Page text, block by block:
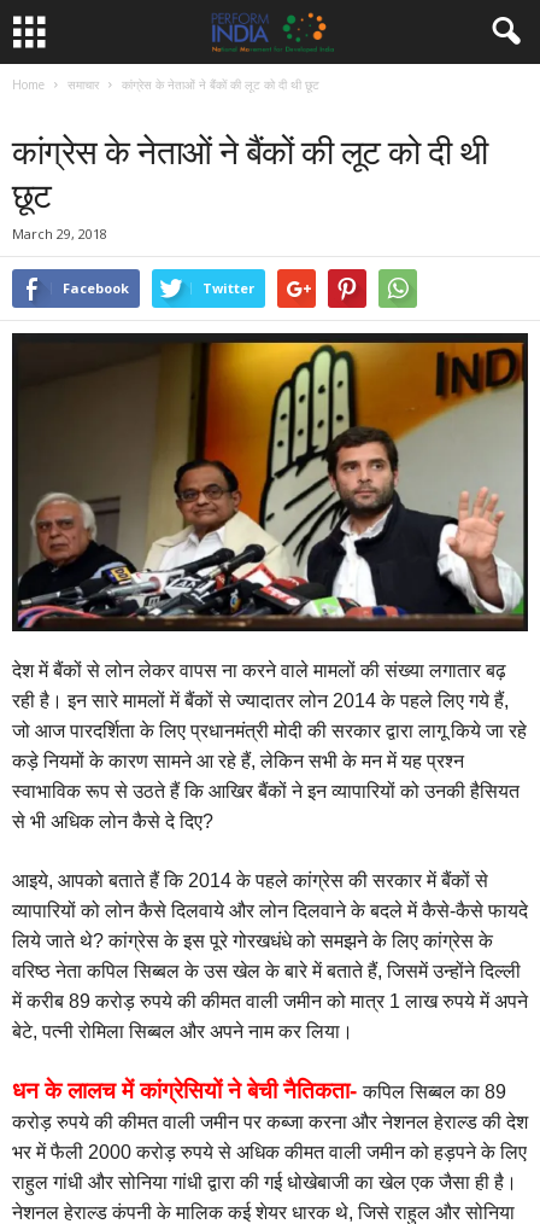
Home समाचार कांग्रेस के नेताओं ने बैंकों की लूट को दी थी छूट
कांग्रेस के नेताओं ने बैंकों की लूट को दी थी
छूट
March 29, 2018
Facebook Twitter
देश में बैंकों से लोन लेकर वापस ना करने वाले मामलों की संख्या लगातार बढ़
रही है। इन सारे मामलों में बैंकों से ज्यादातर लोन 2014 के पहले लिए गये हैं,
जो आज पारदर्शिता के लिए प्रधानमंत्री मोदी की सरकार द्वारा लागू किये जा रहे
कड़े नियमों के कारण सामने आ रहे हैं, लेकिन सभी के मन में यह प्रश्न
स्वाभाविक रूप से उठते हैं कि आखिर बैंकों ने इन व्यापारियों को उनकी हैसियत
से भी अधिक लोन कैसे दे दिए?
आइये, आपको बताते हैं कि 2014 के पहले कांग्रेस की सरकार में बैंकों से
व्यापारियों को लोन कैसे दिलवाये और लोन दिलवाने के बदले में कैसे-कैसे फायदे
लिये जाते थे? कांग्रेस के इस पूरे गोरखधंधे को समझने के लिए कांग्रेस के
वरिष्ठ नेता कपिल सिब्बल के उस खेल के बारे में बताते हैं, जिसमें उन्होंने दिल्ली
में करीब 89 करोड़ रुपये की कीमत वाली जमीन को मात्र 1 लाख रुपये में अपने
बेटे, पत्नी रोमिला सिब्बल और अपने नाम कर लिया।
धन के लालच में कांग्रेसियों ने बेची नैतिकता-कपिल सिब्बल का 89
करोड़ रुपये की कीमत वाली जमीन पर कब्जा करना और नेशनल हेराल्ड की देश
भर में फैली 2000 करोड़ रुपये से अधिक कीमत वाली जमीन को हड़पने के लिए
राहुल गांधी और सोनिया गांधी द्वारा की गई धोखेबाजी का खेल एक जैसा ही है।
नेशनल हेराल्ड कंपनी के मालिक कई शेयर धारक थे, जिसे राहुल और सोनिया